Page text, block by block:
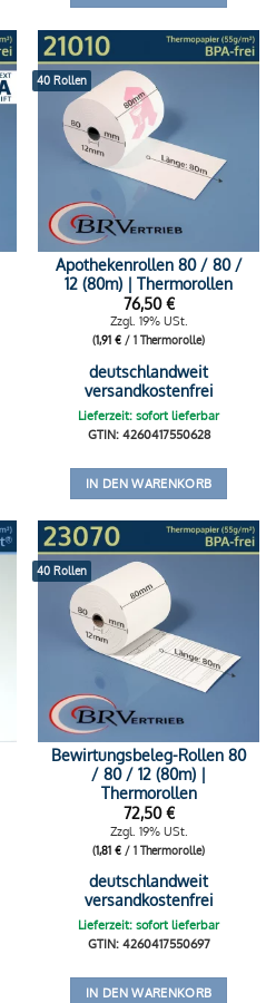
40 Rollen
Apothekenrollen 80 / 80 /
12 (80m) | Thermorollen
76,50€
Zzgl. 19% USt.
(1,91€ / 1 Thermorolle)
deutschlandweit
versandkostenfrei
Lieferzeit: sofort lieferbar
GTIN: 4260417550628
IN DEN WARENKORB
40 Rollen
Bewirtungsbeleg-Rollen 80
/ 80 / 12 (80m) |
Thermorollen
72,50€
Zzgl. 19% USt.
(1,81€ / 1 Thermorolle)
deutschlandweit
versandkostenfrei
Lieferzeit: sofort lieferbar
GTIN: 4260417550697
IN DEN WARENKORB